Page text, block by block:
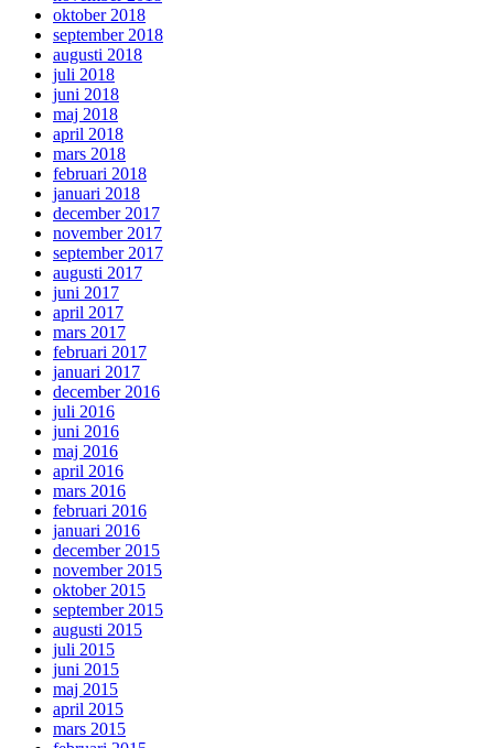
oktober 2018
september 2018
augusti 2018
juli 2018
juni 2018
maj 2018
april 2018
mars 2018
februari 2018
januari 2018
december 2017
november 2017
september 2017
augusti 2017
juni 2017
april 2017
mars 2017
februari 2017
januari 2017
december 2016
juli 2016
juni 2016
maj 2016
april 2016
mars 2016
februari 2016
januari 2016
december 2015
november 2015
oktober 2015
september 2015
augusti 2015
juli 2015
juni 2015
maj 2015
april 2015
mars 2015